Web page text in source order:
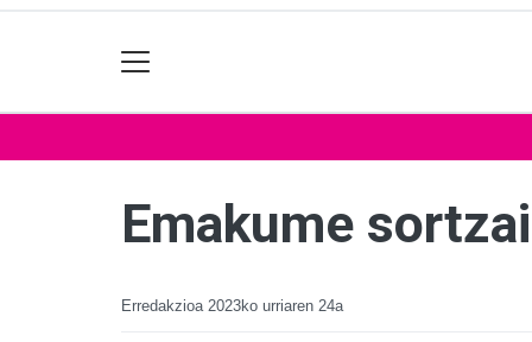
Emakume
Erredakzioa 2023ko urriaren 24a